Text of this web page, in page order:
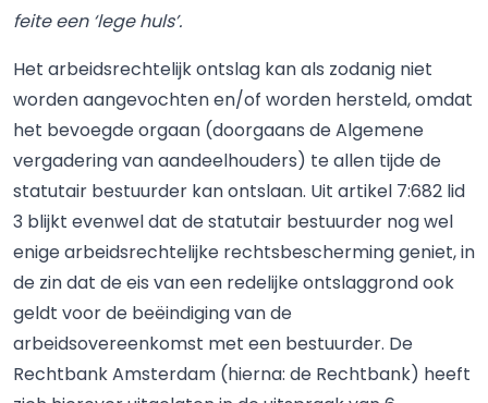
feite een ‘lege huls’.
Het arbeidsrechtelijk ontslag kan als zodanig niet
worden aangevochten en/of worden hersteld, omdat
het bevoegde orgaan (doorgaans de Algemene
vergadering van aandeelhouders) te allen tijde de
statutair bestuurder kan ontslaan. Uit artikel 7:682 lid
3 blijkt evenwel dat de statutair bestuurder nog wel
enige arbeidsrechtelijke rechtsbescherming geniet, in
de zin dat de eis van een redelijke ontslaggrond ook
geldt voor de beëindiging van de
arbeidsovereenkomst met een bestuurder. De
Rechtbank Amsterdam (hierna: de Rechtbank) heeft